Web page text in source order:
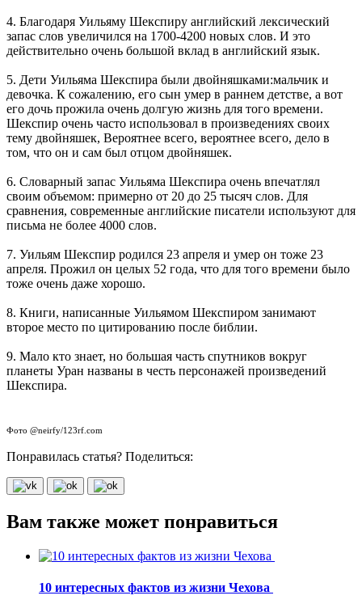
4. Благодаря Уильяму Шекспиру английский лексический
запас слов увеличился на 1700-4200 новых слов. И это
действительно очень большой вклад в английский язык.
5. Дети Уильяма Шекспира были двойняшками:мальчик и
девочка. К сожалению, его сын умер в раннем детстве, а вот
его дочь прожила очень долгую жизнь для того времени.
Шекспир очень часто использовал в произведениях своих
тему двойняшек, Вероятнее всего, вероятнее всего, дело в
том, что он и сам был отцом двойняшек.
6. Словарный запас Уильяма Шекспира очень впечатлял
своим объемом: примерно от 20 до 25 тысяч слов. Для
сравнения, современные английские писатели используют для
письма не более 4000 слов.
7. Уильям Шекспир родился 23 апреля и умер он тоже 23
апреля. Прожил он целых 52 года, что для того времени было
тоже очень даже хорошо.
8. Книги, написанные Уильямом Шекспиром занимают
второе место по цитированию после библии.
9. Мало кто знает, но большая часть спутников вокруг
планеты Уран названы в честь персонажей произведений
Шекспира.
Фото @neirfy/123rf.com
Понравилась статья? Поделиться:
Вам также может понравиться
10 интересных фактов из жизни Чехова